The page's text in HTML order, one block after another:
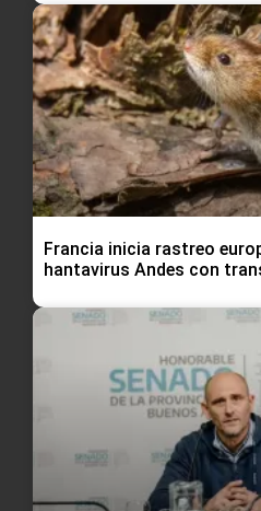
Francia inicia rastreo
hantavirus Andes con